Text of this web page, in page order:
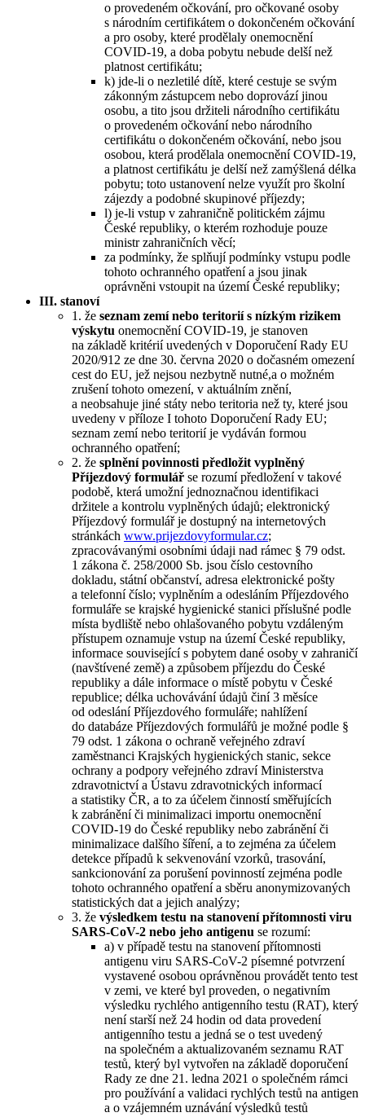
o provedeném očkování, pro očkované osoby
s národním certifikátem o dokončeném očkování
a pro osoby, které prodělaly onemocnění
COVID-19, a doba pobytu nebude delší než
platnost certifikátu;
k) jde-li o nezletilé dítě, které cestuje se svým
zákonným zástupcem nebo doprovází jinou
osobu, a tito jsou držiteli národního certifikátu
o provedeném očkování nebo národního
certifikátu o dokončeném očkování, nebo jsou
osobou, která prodělala onemocnění COVID-19,
a platnost certifikátu je delší než zamýšlená délka
pobytu; toto ustanovení nelze využít pro školní
zájezdy a podobné skupinové příjezdy;
l) je-li vstup v zahraničně politickém zájmu
České republiky, o kterém rozhoduje pouze
ministr zahraničních věcí;
za podmínky, že splňují podmínky vstupu podle
tohoto ochranného opatření a jsou jinak
oprávněni vstoupit na území České republiky;
III. stanoví
1. že seznam zemí nebo teritorií s nízkým rizikem
výskytu onemocnění COVID-19, je stanoven
na základě kritérií uvedených v Doporučení Rady EU
2020/912 ze dne 30. června 2020 o dočasném omezení
cest do EU, jež nejsou nezbytně nutné,a o možném
zrušení tohoto omezení, v aktuálním znění,
a neobsahuje jiné státy nebo teritoria než ty, které jsou
uvedeny v příloze I tohoto Doporučení Rady EU;
seznam zemí nebo teritorií je vydáván formou
ochranného opatření;
2. že splnění povinnosti předložit vyplněný
Příjezdový formulář se rozumí předložení v takové
podobě, která umožní jednoznačnou identifikaci
držitele a kontrolu vyplněných údajů; elektronický
Příjezdový formulář je dostupný na internetových
stránkách www.prijezdovyformular.cz;
zpracovávanými osobními údaji nad rámec § 79 odst.
1 zákona č. 258/2000 Sb. jsou číslo cestovního
dokladu, státní občanství, adresa elektronické pošty
a telefonní číslo; vyplněním a odesláním Příjezdového
formuláře se krajské hygienické stanici příslušné podle
místa bydliště nebo ohlašovaného pobytu vzdáleným
přístupem oznamuje vstup na území České republiky,
informace související s pobytem dané osoby v zahraničí
(navštívené země) a způsobem příjezdu do České
republiky a dále informace o místě pobytu v České
republice; délka uchovávání údajů činí 3 měsíce
od odeslání Příjezdového formuláře; nahlížení
do databáze Příjezdových formulářů je možné podle §
79 odst. 1 zákona o ochraně veřejného zdraví
zaměstnanci Krajských hygienických stanic, sekce
ochrany a podpory veřejného zdraví Ministerstva
zdravotnictví a Ústavu zdravotnických informací
a statistiky ČR, a to za účelem činností směřujících
k zabránění či minimalizaci importu onemocnění
COVID-19 do České republiky nebo zabránění či
minimalizace dalšího šíření, a to zejména za účelem
detekce případů k sekvenování vzorků, trasování,
sankcionování za porušení povinností zejména podle
tohoto ochranného opatření a sběru anonymizovaných
statistických dat a jejich analýzy;
3. že výsledkem testu na stanovení přítomnosti viru
SARS-CoV-2 nebo jeho antigenu se rozumí:
a) v případě testu na stanovení přítomnosti
antigenu viru SARS-CoV-2 písemné potvrzení
vystavené osobou oprávněnou provádět tento test
v zemi, ve které byl proveden, o negativním
výsledku rychlého antigenního testu (RAT), který
není starší než 24 hodin od data provedení
antigenního testu a jedná se o test uvedený
na společném a aktualizovaném seznamu RAT
testů, který byl vytvořen na základě doporučení
Rady ze dne 21. ledna 2021 o společném rámci
pro používání a validaci rychlých testů na antigen
a o vzájemném uznávání výsledků testů